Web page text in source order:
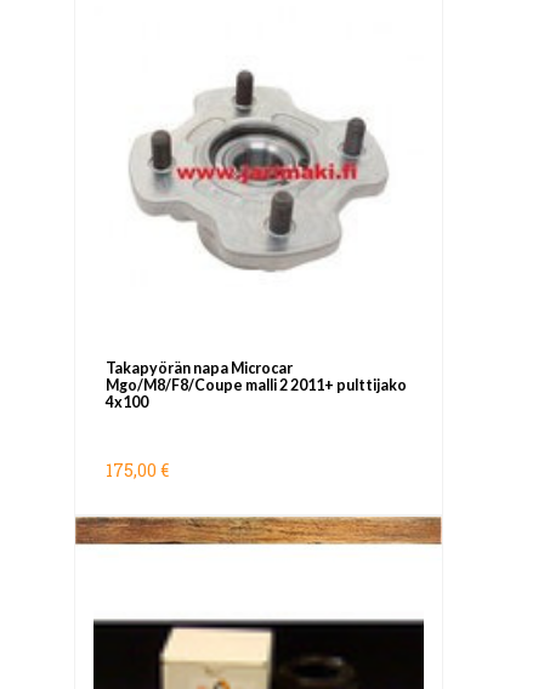
Takapyörän napa Microcar
Mgo/M8/F8/Coupe malli 2 2011+ pulttijako
4x100
175,00 €